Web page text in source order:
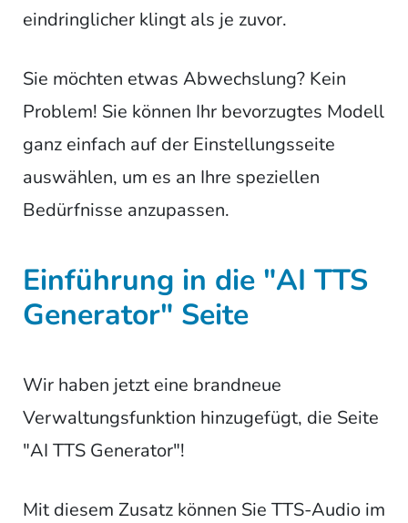
eindringlicher klingt als je zuvor.
Sie möchten etwas Abwechslung? Kein
Problem! Sie können Ihr bevorzugtes Modell
ganz einfach auf der Einstellungsseite
auswählen, um es an Ihre speziellen
Bedürfnisse anzupassen.
Einführung in die "AI TTS
Generator" Seite
Wir haben jetzt eine brandneue
Verwaltungsfunktion hinzugefügt, die Seite
"AI TTS Generator"!
Mit diesem Zusatz können Sie TTS-Audio im